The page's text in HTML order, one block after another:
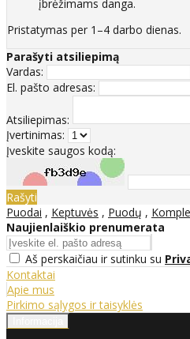
įbrėžimams danga.
Pristatymas per 1–4 darbo dienas.
Parašyti atsiliepimą
Vardas:
El. pašto adresas:
Atsiliepimas:
Įvertinimas:
Įveskite saugos kodą:
Rašyti
Puodai , Keptuvės , Puodų ,
Naujienlaiškio prenumerata
Aš perskaičiau ir sutinku su
Kontaktai
Apie mus
Pirkimo sąlygos ir taisyklės